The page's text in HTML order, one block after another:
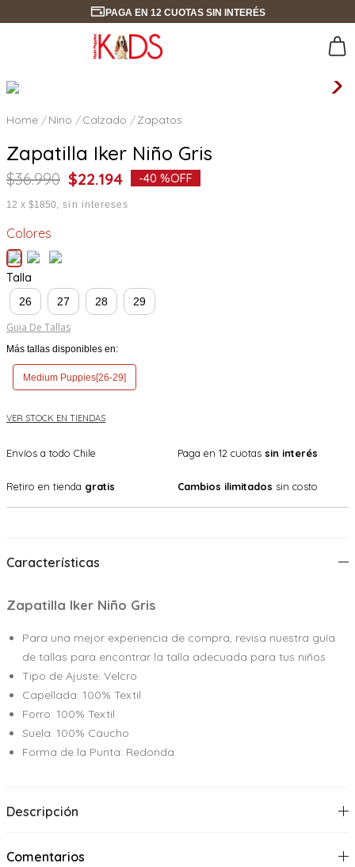
PAGA EN 12 CUOTAS SIN INTERÉS
Nino Calzado Zapatos
Zapatilla Iker Niño Gris
$36.990 $22.194 -40 %OFF
12 x $1850 sin intereses
Colores
Talla
26 27 28 29
Guia De Tallas
Más tallas disponibles en:
Medium Puppies[26-29]
VER STOCK EN TIENDAS
Envíos a todo Chile Paga en 12 cuotas sin interés
Retiro en tienda gratis Cambios ilimitados sin costo
Características
Zapatilla Iker Niño Gris
Para una mejor experiencia de compra, revisa nuestra guía
de tallas para encontrar la talla adecuada para tus niños
Tipo de Ajuste: Velcro
Capellada: 100% Textil
Forro: 100% Textil
Suela: 100% Caucho
Forma de la Punta: Redonda
Descripción
Comentarios